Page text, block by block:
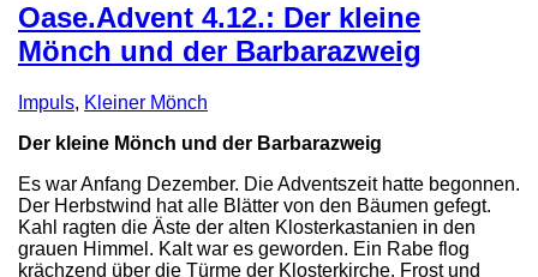
Oase.Advent 4.12.: Der kleine
Mönch und der Barbarazweig
Impuls, Kleiner Mönch
Der kleine Mönch und der Barbarazweig
Es war Anfang Dezember. Die Adventszeit hatte begonnen.
Der Herbstwind hat alle Blätter von den Bäumen gefegt.
Kahl ragten die Äste der alten Klosterkastanien in den
grauen Himmel. Kalt war es geworden. Ein Rabe flog
krächzend über die Türme der Klosterkirche. Frost und